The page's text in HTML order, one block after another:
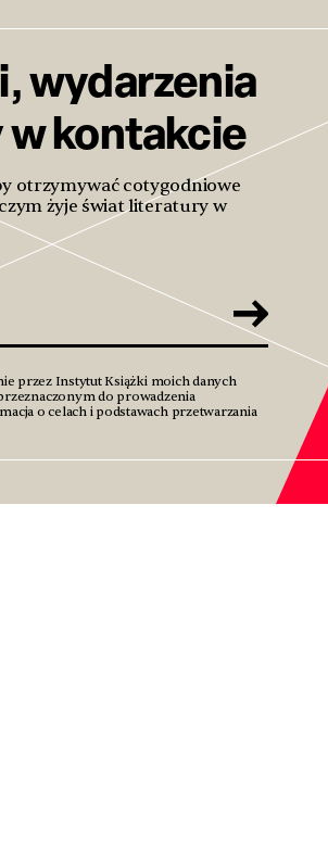
wydarzenia
w kontakcie
otrzymywać cotygodniowe
żyje świat literatury w
przez Instytut Książki moich danych
do prowadzenia
o celach i podstawach przetwarzania